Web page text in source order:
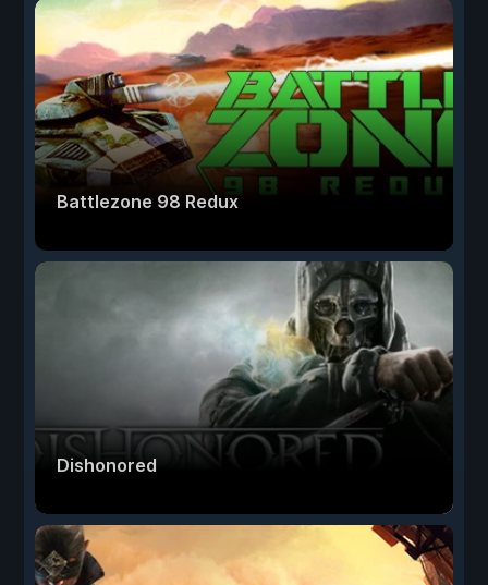
Battlezone 98 Redux
Dishonored